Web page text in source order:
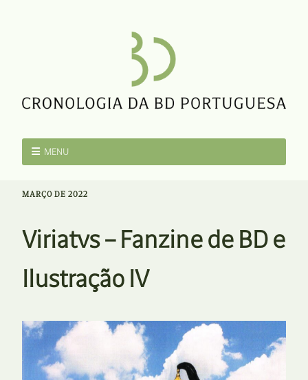
MENU
MARÇO DE 2022
Viriatvs – Fanzine de BD e
Ilustração IV